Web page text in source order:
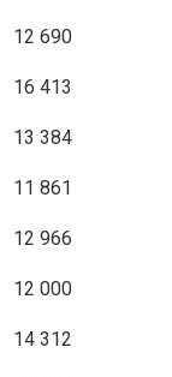
12 690
16 413
13 384
11 861
12 966
12 000
14 312